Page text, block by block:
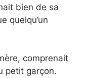
bien de sa
quelqu’un
comprenait
petit garçon.